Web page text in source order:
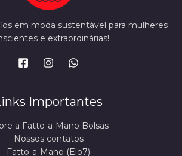
em moda sustentável para mulheres
e extraordinárias!
Importantes
a Fatto-a-Mano Bolsas
Nossos contatos
Fatto-a-Mano (Elo7)